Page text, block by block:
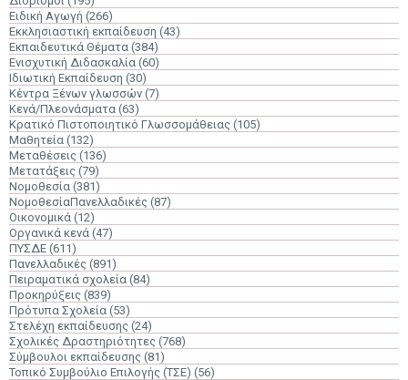
Ειδική Αγωγή (266)
Εκκλησιαστική εκπαίδευση (43)
Εκπαιδευτικά Θέματα (384)
Ενισχυτική Διδασκαλία (60)
Ιδιωτική Εκπαίδευση (30)
Κέντρα Ξένων γλωσσών (7)
Κενά/Πλεονάσματα (63)
Κρατικό Πιστοποιητικό Γλωσσομάθειας (105)
Μαθητεία (132)
Μεταθέσεις (136)
Μετατάξεις (79)
Νομοθεσία (381)
ΝομοθεσίαΠανελλαδικές (87)
Οικονομικά (12)
Οργανικά κενά (47)
ΠΥΣΔΕ (611)
Πανελλαδικές (891)
Πειραματικά σχολεία (84)
Προκηρύξεις (839)
Πρότυπα Σχολεία (53)
Στελέχη εκπαίδευσης (24)
Σχολικές Δραστηριότητες (768)
Σύμβουλοι εκπαίδευσης (81)
Τοπικό Συμβούλιο Επιλογής (ΤΣΕ) (56)